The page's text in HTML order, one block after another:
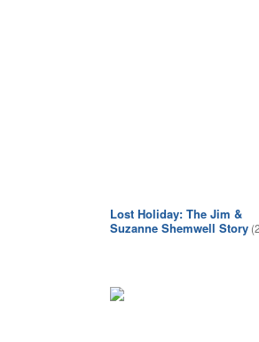
Lost Holiday: The Jim &
Suzanne Shemwell Story